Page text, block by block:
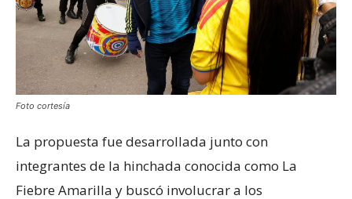
Foto cortesía
La propuesta fue desarrollada junto con
integrantes de la hinchada conocida como La
Fiebre Amarilla y buscó involucrar a los